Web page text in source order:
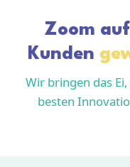
Zoom
Kunden
Wir bringen das
besten